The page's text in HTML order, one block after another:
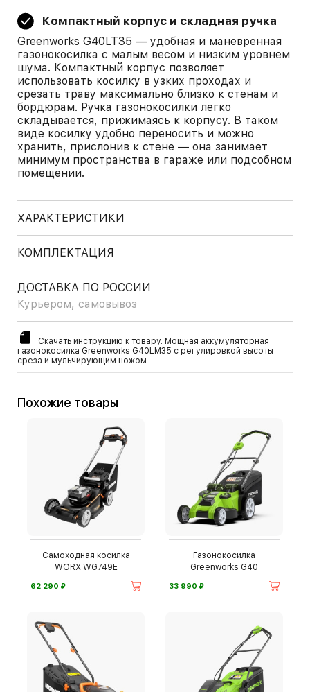
Компактный корпус и складная ручка
Greenworks G40LT35 — удобная и маневренная
газонокосилка с малым весом и низким уровнем
шума. Компактный корпус позволяет
использовать косилку в узких проходах и
срезать траву максимально близко к стенам и
бордюрам. Ручка газонокосилки легко
складывается, прижимаясь к корпусу. В таком
виде косилку удобно переносить и можно
хранить, прислонив к стене — она занимает
минимум пространства в гараже или подсобном
помещении.
ХАРАКТЕРИСТИКИ
КОМПЛЕКТАЦИЯ
ДОСТАВКА ПО РОССИИ
Курьером, самовывоз
Скачать инструкцию к товару. Мощная аккумуляторная
газонокосилка Greenworks G40LM35 с регулировкой высоты
среза и мульчирующим ножом
Похожие товары
Самоходная косилка
WORX WG749E
62 290 ⃏
Газонокосилка
Greenworks G40
33 990 ⃏